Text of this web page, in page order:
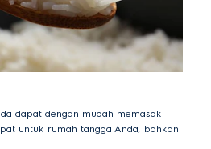
dapat dengan mudah memasak
untuk rumah tangga Anda, bahkan